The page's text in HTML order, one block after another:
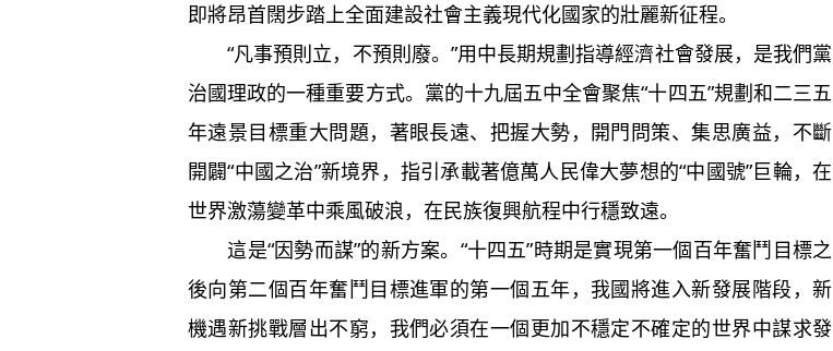
即將昂首闊步踏上全面建設社會主義現代化國家的壯麗新征程。
“凡事預則立，不預則廢。”用中長期規劃指導經濟社會發展，是我們黨
治國理政的一種重要方式。黨的十九屆五中全會聚焦“十四五”規劃和二三五
年遠景目標重大問題，著眼長遠、把握大勢，開門問策、集思廣益，不斷
開闢“中國之治”新境界，指引承載著億萬人民偉大夢想的“中國號”巨輪，在
世界激蕩變革中乘風破浪，在民族復興航程中行穩致遠。
這是“因勢而謀”的新方案。“十四五”時期是實現第一個百年奮鬥目標之
後向第二個百年奮鬥目標進軍的第一個五年，我國將進入新發展階段，新
機遇新挑戰層出不窮，我們必須在一個更加不穩定不確定的世界中謀求發